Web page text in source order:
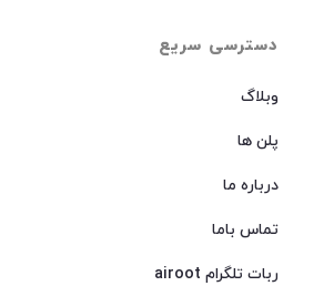
دسترسی سریع
وبلاگ
پلن ها
درباره ما
تماس باما
ربات تلگرام airoot